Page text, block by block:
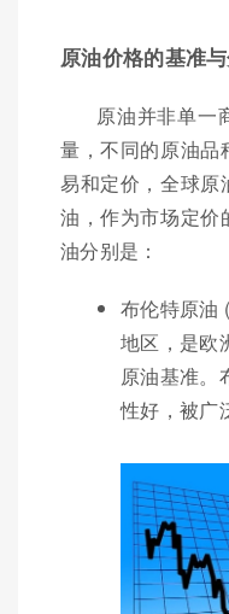
原油价格的基准
原油并非单一
量，不同的原油品
易和定价，全球原
油，作为市场定价
油分别是：
布伦特原油
地区，是欧
原油基准。
性好，被广